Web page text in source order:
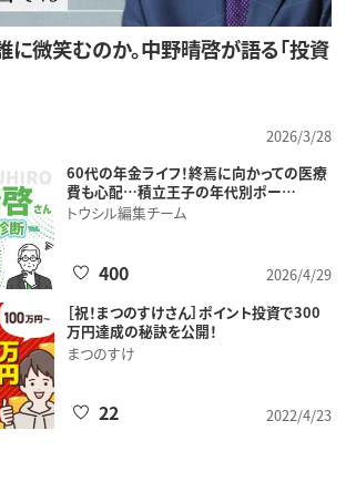
に微笑むのか。中野晴啓が語る「投資
2026/3/28
60代の年金ライフ！終焉に向かっての医療
費も心配…積立王子の年代別ポー…
トウシル編集チーム
2026/4/29
400
［祝！まつのすけさん］ポイント投資で300
万円達成の秘訣を公開！
まつのすけ
2022/4/23
22